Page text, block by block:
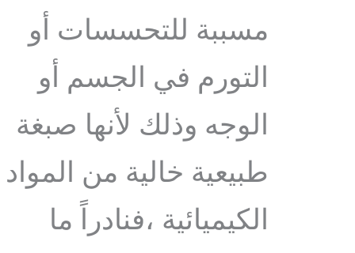
مسببة للتحسسات أو
التورم في الجسم أو
الوجه وذلك لأنها صبغة
طبيعية خالية من المواد
الكيميائية ،فنادراً ما